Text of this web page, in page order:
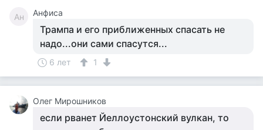
Ан Анфиса
Трампа и его приближенных спасать не
надо...они сами спасутся...
6 лет 1
Олег Мирошников
если рванет Йеллоустонский вулкан, то